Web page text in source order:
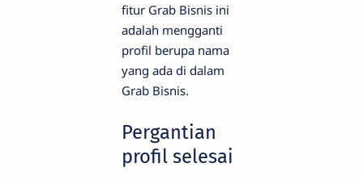
fitur Grab Bisnis ini
adalah mengganti
profil berupa nama
yang ada di dalam
Grab Bisnis.
Pergantian
profil selesai